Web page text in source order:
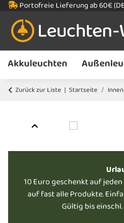
Portofreie Lieferung ab 60€
Akkuleuchten
Zurück zur Liste Startseite
10 Euro geschenkt auf
auf fast alle Produkte.
Gültig bis